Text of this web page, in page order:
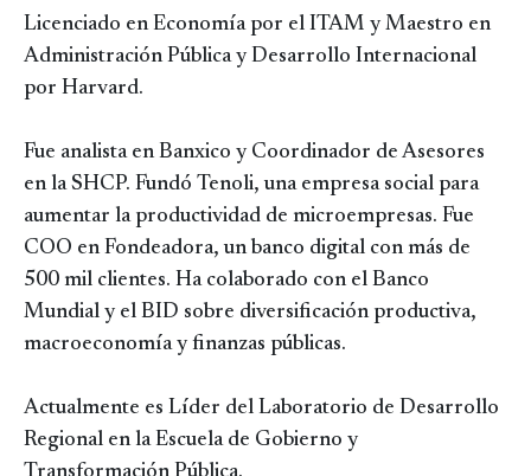
Licenciado en Economía por el ITAM y Maestro en
Administración Pública y Desarrollo Internacional
por Harvard.
Fue analista en Banxico y Coordinador de Asesores
en la SHCP. Fundó Tenoli, una empresa social para
aumentar la productividad de microempresas. Fue
COO en Fondeadora, un banco digital con más de
500 mil clientes. Ha colaborado con el Banco
Mundial y el BID sobre diversificación productiva,
macroeconomía y finanzas públicas.
Actualmente es Líder del Laboratorio de Desarrollo
Regional en la Escuela de Gobierno y